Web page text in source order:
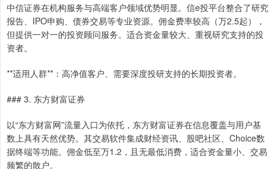
中信证券在机构服务与高端客户领域优势明显。信e投平台整合了研究
报告、IPO申购、债券交易等专业资源。佣金费率较高（万2.5起），
但提供一对一的投资顾问服务。适合资金量较大、重视研究支持的投
资者。
**适用人群**：高净值客户、需要深度投研支持的长期投资者。
### 3. 东方财富证券
以“东方财富网”流量入口为依托，东方财富证券在信息覆盖与用户基
数上具有天然优势。其交易软件集成财经资讯、股吧社区、Choice数
据终端等功能。佣金低至万1.2，且无最低消费，适合资金量小、交易
频繁的散户。